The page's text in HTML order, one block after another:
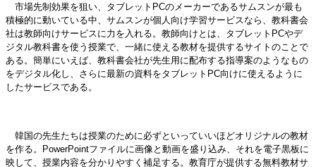
市場先制効果を狙い、タブレットPCのメーカーであるサムスンが最も
積極的に動いている中、サムスンが個人向け学習サービスなら、教科書会
社は教師向けサービスに力を入れる。教師向けとは、タブレットPCやデ
ジタル教科書を使う授業で、一緒に使える教材を提供するサイトのことで
ある。簡単にいえば、教科書会社が先生用に配布する指導案のようなもの
をデジタル化し、さらに最新の資料をタブレットPC向けに使えるように
したサービスである。
韓国の先生たちは授業のために必ずといっていいほどオリジナルの教材
を作る。PowerPointファイルに画像と動画を盛り込み、それを電子黒板に
映して、授業内容を分かりやすく補足する。教育庁が提供する無料教材サ